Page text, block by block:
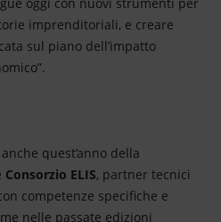
imprenditoriali, e creare
sul piano dell’impatto
quest’anno della
Consorzio ELIS, partner tecnici
competenze specifiche e
nelle passate edizioni